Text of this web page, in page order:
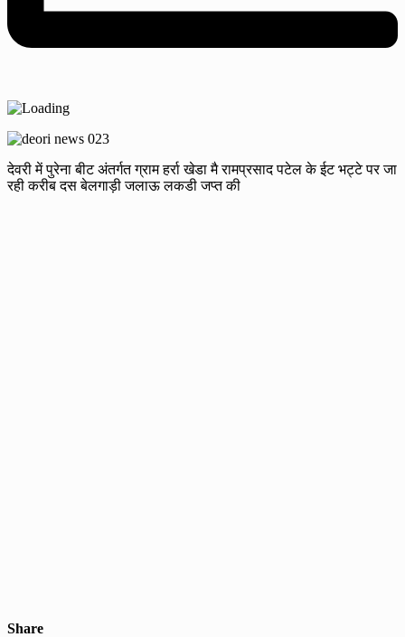
देवरी में पुरेना बीट अंतर्गत ग्राम हर्रा खेडा मै रामप्रसाद पटेल के ईट भट्टे पर जा
रही करीब दस बेलगाड़ी जलाऊ लकडी जप्त की
Share